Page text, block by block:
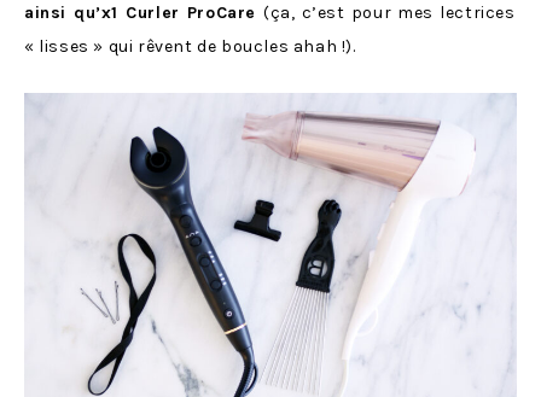
ainsi qu’x1 Curler ProCare(ça, c’est pour mes lectrices
« lisses » qui rêvent de boucles ahah !).